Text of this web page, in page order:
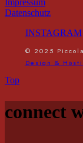
Datenschutz
INSTAGRAM
© 2025
Design &
Top
connect